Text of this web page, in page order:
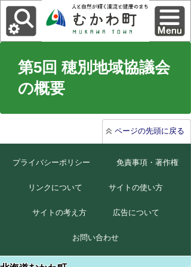
第5回 穂別地域協議会
の概要
ページの先頭に戻る
プライバシーポリシー 免責事項・著作権
リンクについて サイトの使い方
サイトの考え方 広告について
お問い合わせ